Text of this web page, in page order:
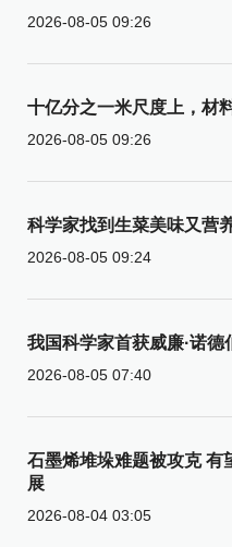
2026-08-05 09:26
十亿分之一米尺度上，材
2026-08-05 09:26
科学家找到生菜美味又营
2026-08-05 09:24
我国科学家首获威廉·诺德
2026-08-05 07:40
石墨烯堆垛难题被攻克 有
展
2026-08-04 03:05